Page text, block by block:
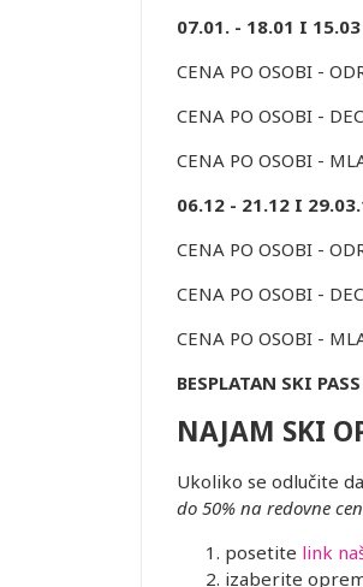
07.01. - 18.01 I
CENA PO OSOBI -
CENA PO OSOBI -
CENA PO OSOBI -
06.12 - 21.12 I
CENA PO OSOBI -
CENA PO OSOBI -
CENA PO OSOBI -
BESPLATAN SKI
NAJAM SKI
Ukoliko se odlučite
do 50% na redovne
posetite link
izaberite